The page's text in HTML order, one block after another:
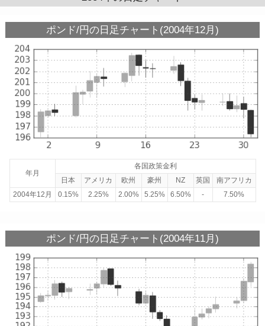
ポンド/円の日足チャート(2004年12月)
年月
各国政策金利
日本
アメリカ 欧州 豪州 NZ 英国
南アフリカ
2004年12月
0.15% 2.25% 2.00% 5.25% 6.50% - 7.50%
ポンド/円の日足チャート(2004年11月)